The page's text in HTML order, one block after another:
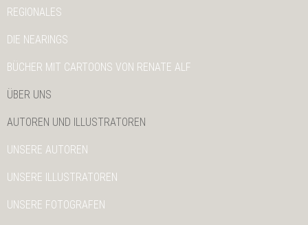
REGIONALES
DIE NEARINGS
BÜCHER MIT CARTOONS VON RENATE ALF
ÜBER UNS
AUTOREN UND ILLUSTRATOREN
UNSERE AUTOREN
UNSERE ILLUSTRATOREN
UNSERE FOTOGRAFEN